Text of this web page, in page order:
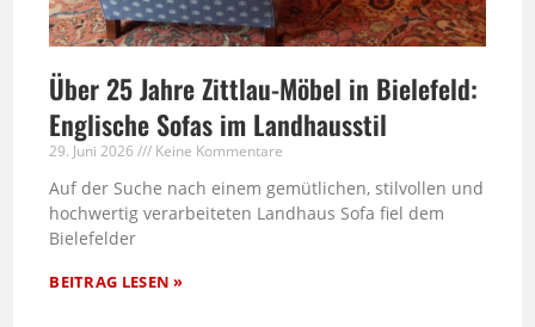
Über 25 Jahre Zittlau-Möbel in Bielefeld:
Englische Sofas im Landhausstil
29. Juni 2026 Keine Kommentare
Auf der Suche nach einem gemütlichen, stilvollen und
hochwertig verarbeiteten Landhaus Sofa fiel dem
Bielefelder
BEITRAG LESEN »